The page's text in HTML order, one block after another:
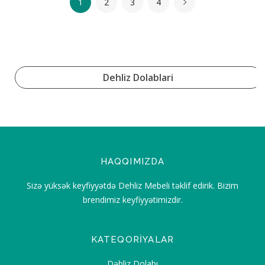
Dehliz Dolablari
HAQQIMIZDA
Sizə yüksək keyfiyyətdə Dehliz Mebeli təklif edirik. Bizim
brendimiz keyfiyyətimizdir.
KATEQORIYALAR